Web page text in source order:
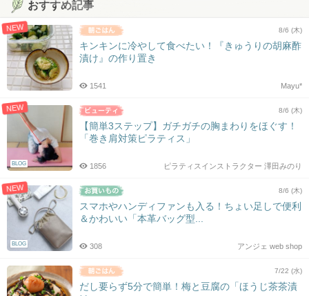
おすすめ記事
NEW 8/6 (木)
キンキンに冷やして食べたい！『きゅうりの胡麻酢
漬け』の作り置き
Mayu*
1541
NEW
BLOG
8/6 (木)
【簡単3ステップ】ガチガチの胸まわりをほぐす！
「巻き肩対策ピラティス」
ピラティスインストラクター 澤田みのり
1856
NEW
BLOG
8/6 (木)
スマホやハンディファンも入る！ちょい足しで便利
＆かわいい「本革バッグ型...
アンジェ web shop
308
7/22 (水)
だし要らず5分で簡単！梅と豆腐の「ほうじ茶茶漬